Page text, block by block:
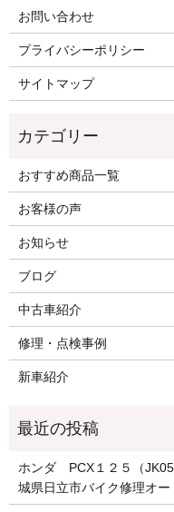
お問い合わせ
プライバシーポリシー
サイトマップ
おすすめ商品一覧
お客様の声
お知らせ
ブログ
中古車紹介
修理・点検事例
新車紹介
ホンダ PCX１２５（
城県日立市バイク修